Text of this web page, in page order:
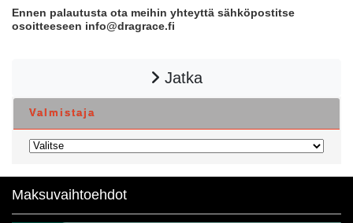
Ennen palautusta ota meihin yhteyttä sähköpostitse
osoitteeseen info@dragrace.fi
Jatka
Valmistaja
Maksuvaihtoehdot